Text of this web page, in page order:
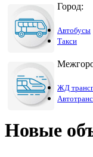
Город:
Автобусы
Такси
ЖД
Новые